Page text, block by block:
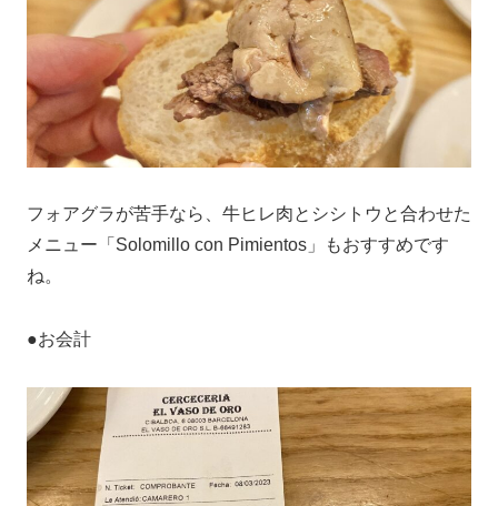
フォアグラが苦手なら、牛ヒレ肉とシシトウと合わせた
メニュー「Solomillo con Pimientos」もおすすめです
ね。
●お会計